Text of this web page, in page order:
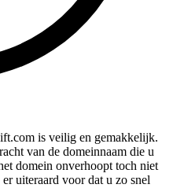
is veilig en gemakkelijk.
van de domeinnaam die u
domein onverhoopt toch niet
uiteraard voor dat u zo snel